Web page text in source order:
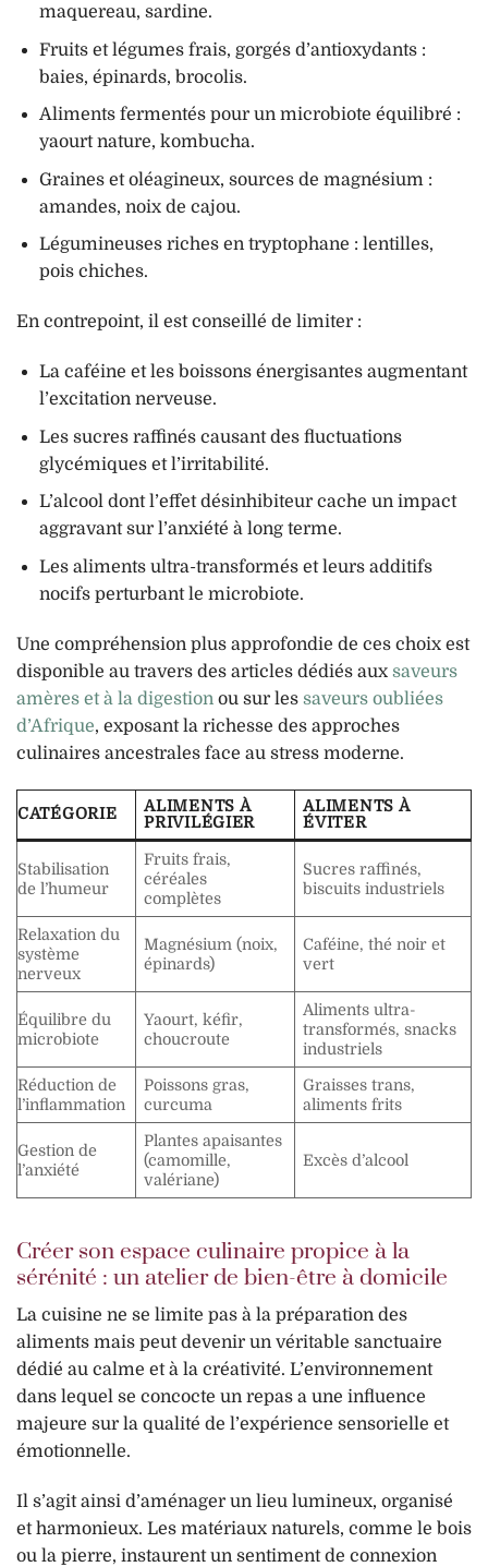
maquereau, sardine.
Fruits et légumes frais, gorgés d’antioxydants :
baies, épinards, brocolis.
Aliments fermentés pour un microbiote équilibré :
yaourt nature, kombucha.
Graines et oléagineux, sources de magnésium :
amandes, noix de cajou.
Légumineuses riches en tryptophane : lentilles,
pois chiches.
En contrepoint, il est conseillé de limiter :
La caféine et les boissons énergisantes augmentant
l’excitation nerveuse.
Les sucres raffinés causant des fluctuations
glycémiques et l’irritabilité.
L’alcool dont l’effet désinhibiteur cache un impact
aggravant sur l’anxiété à long terme.
Les aliments ultra-transformés et leurs additifs
nocifs perturbant le microbiote.
Une compréhension plus approfondie de ces choix est
disponible au travers des articles dédiés aux saveurs
amères et à la digestion ou sur les saveurs oubliées
d’Afrique, exposant la richesse des approches
culinaires ancestrales face au stress moderne.
CATÉGORIE
ALIMENTS À
PRIVILÉGIER
ALIMENTS À
ÉVITER
Stabilisation
de l’humeur
Fruits frais,
céréales
complètes
Sucres raffinés,
biscuits industriels
Relaxation du
système
nerveux
Magnésium (noix,
épinards)
Caféine, thé noir et
vert
Équilibre du
microbiote
Yaourt, kéfir,
choucroute
Aliments ultra-
transformés, snacks
industriels
Réduction de
l’inflammation
Poissons gras,
curcuma
Graisses trans,
aliments frits
Gestion de
l’anxiété
Plantes apaisantes
(camomille,
valériane)
Excès d’alcool
Créer son espace culinaire propice à la
sérénité : un atelier de bien-être à domicile
La cuisine ne se limite pas à la préparation des
aliments mais peut devenir un véritable sanctuaire
dédié au calme et à la créativité. L’environnement
dans lequel se concocte un repas a une influence
majeure sur la qualité de l’expérience sensorielle et
émotionnelle.
Il s’agit ainsi d’aménager un lieu lumineux, organisé
et harmonieux. Les matériaux naturels, comme le bois
ou la pierre, instaurent un sentiment de connexion